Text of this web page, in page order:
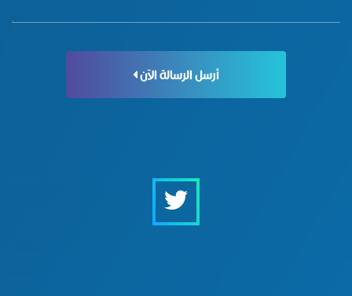
أرسل الرسالة الآن